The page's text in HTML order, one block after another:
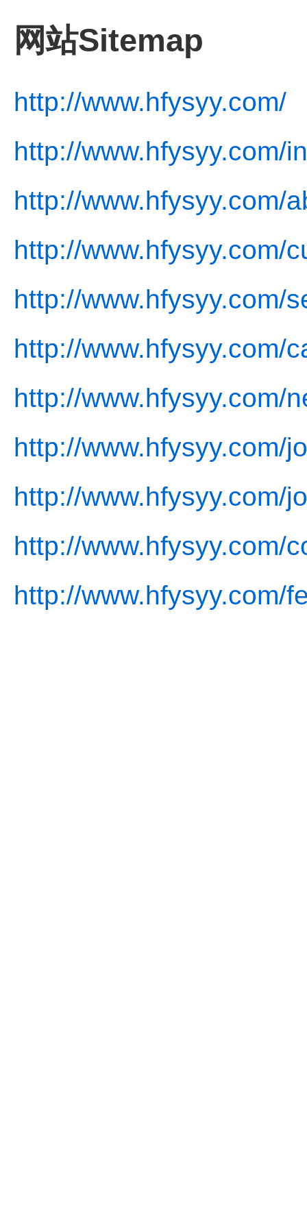
网站Sitemap
http://www.hfysyy.com/
http://www.hfysyy.com/
http://www.hfysyy.com/
http://www.hfysyy.com/
http://www.hfysyy.com/
http://www.hfysyy.com/
http://www.hfysyy.com/
http://www.hfysyy.com/
http://www.hfysyy.com/
http://www.hfysyy.com/
http://www.hfysyy.com/